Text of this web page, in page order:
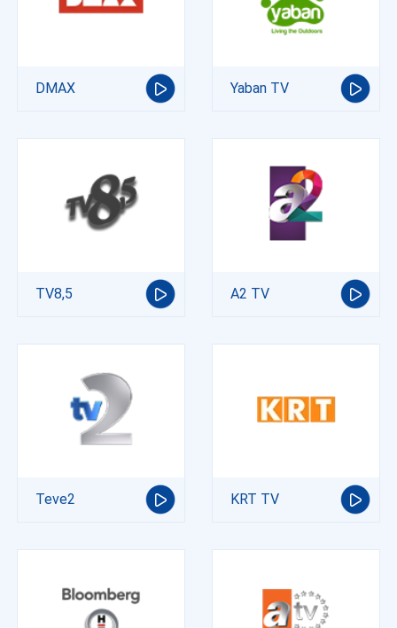
DMAX Yaban TV
TV8,5 A2 TV
Teve2 KRT TV